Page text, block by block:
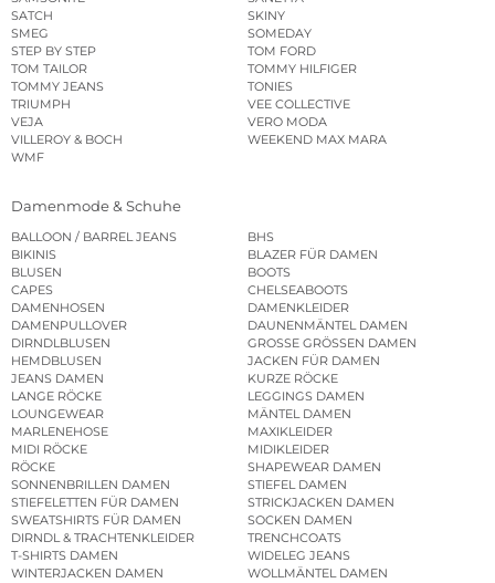
SATCH
SKINY
SMEG
SOMEDAY
STEP BY STEP
TOM FORD
TOM TAILOR
TOMMY HILFIGER
TOMMY JEANS
TONIES
TRIUMPH
VEE COLLECTIVE
VEJA
VERO MODA
VILLEROY & BOCH
WEEKEND MAX MARA
WMF
Damenmode & Schuhe
BALLOON / BARREL JEANS
BHS
BIKINIS
BLAZER FÜR DAMEN
BLUSEN
BOOTS
CAPES
CHELSEABOOTS
DAMENHOSEN
DAMENKLEIDER
DAMENPULLOVER
DAUNENMÄNTEL DAMEN
DIRNDLBLUSEN
GROSSE GRÖSSEN DAMEN
HEMDBLUSEN
JACKEN FÜR DAMEN
JEANS DAMEN
KURZE RÖCKE
LANGE RÖCKE
LEGGINGS DAMEN
LOUNGEWEAR
MÄNTEL DAMEN
MARLENEHOSE
MAXIKLEIDER
MIDI RÖCKE
MIDIKLEIDER
RÖCKE
SHAPEWEAR DAMEN
SONNENBRILLEN DAMEN
STIEFEL DAMEN
STIEFELETTEN FÜR DAMEN
STRICKJACKEN DAMEN
SWEATSHIRTS FÜR DAMEN
SOCKEN DAMEN
DIRNDL & TRACHTENKLEIDER
TRENCHCOATS
T-SHIRTS DAMEN
WIDELEG JEANS
WINTERJACKEN DAMEN
WOLLMÄNTEL DAMEN